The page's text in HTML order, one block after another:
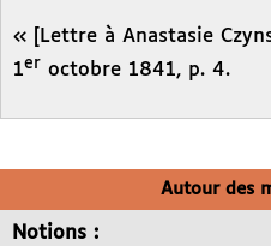
« [Lettre à Anastasie
1er octobre 1841, p. 4.
Autour des
Notions :